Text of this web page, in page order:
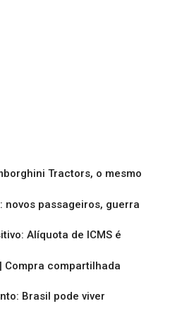
Tractors, o mesmo
novos passageiros, guerra
Alíquota de ICMS é
Compra compartilhada
Brasil pode viver